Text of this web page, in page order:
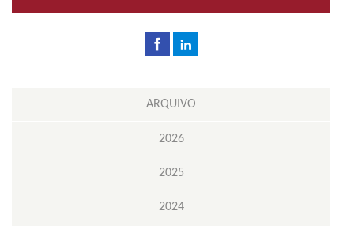
ARQUIVO
2026
2025
2024